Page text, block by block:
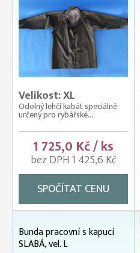
Velikost: XL
Odolný lehčí kabát speciálně
určený pro rybářské...
1 725,0 Kč / ks
bez DPH 1 425,6 Kč
SPOČÍTAT CENU
Bunda pracovní s kapucí
SLABÁ, vel. L